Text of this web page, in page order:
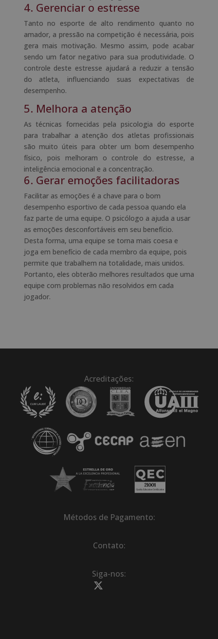
4. Gerenciar o estresse
Tanto no esporte de alto rendimento quanto no
amador, a pressão na competição é necessária, pois
gera mais motivação. Mesmo assim, pode acabar
sendo um fator negativo para sua produtividade. O
controle deste estresse ajudará a reduzir a tensão
do atleta, influenciando suas expectativas de
desempenho.
5. Melhora a atenção
As técnicas fornecidas pela psicologia do esporte
para trabalhar a atenção dos atletas profissionais
são muito úteis para obter um bom desempenho
físico, pois melhoram o controle do estresse, a
inteligência emocional e a concentração.
6. Gerar emoções facilitadoras
Facilitar as emoções é a chave para o bom
desempenho esportivo de cada pessoa quando ela
faz parte de uma equipe. O psicólogo a ajuda a usar
as emoções desconfortáveis em seu benefício.
Desta forma, uma equipe se torna mais coesa e
joga em benefício de cada membro da equipe, pois
permite que trabalhem na totalidade, mais unidos.
Portanto, eles obterão melhores resultados que uma
equipe com problemas não resolvidos em cada
jogador.
Acreditações:
Métodos de Pagamento:
Contato:
Siga-nos: